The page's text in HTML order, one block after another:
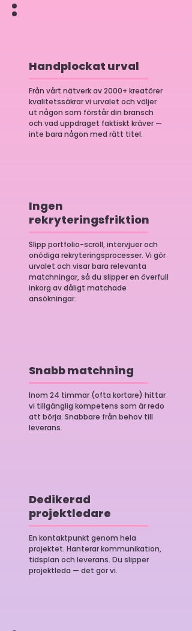
Handplockat urval
Från vårt nätverk av 2000+ kreatörer
kvalitetssäkrar vi urvalet och väljer
ut någon som förstår din bransch
och vad uppdraget faktiskt kräver —
inte bara någon med rätt titel.
Ingen
rekryteringsfriktion
Slipp portfolio-scroll, intervjuer och
onödiga rekryteringsprocesser. Vi gör
urvalet och visar bara relevanta
matchningar, så du slipper en överfull
inkorg av dåligt matchade
ansökningar.
Snabb matchning
Inom 24 timmar (ofta kortare) hittar
vi tillgänglig kompetens som är redo
att börja. Snabbare från behov till
leverans.
Dedikerad
projektledare
En kontaktpunkt genom hela
projektet. Hanterar kommunikation,
tidsplan och leverans. Du slipper
projektleda — det gör vi.